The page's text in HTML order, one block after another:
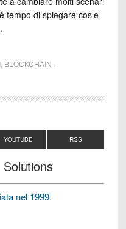
tempo di spiegare cos’è
, BLOCKCHAIN -
YOUTUBE RSS
nel 1999.